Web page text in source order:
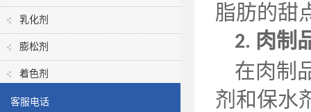
乳化剂
膨松剂
着色剂
客服电话
脂肪的甜
2. 肉制
在肉制
剂和保水